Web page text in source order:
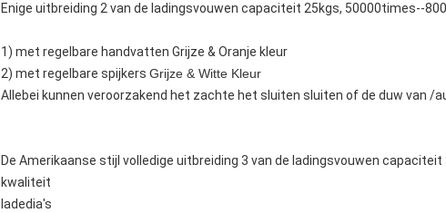
Enige uitbreiding 2 van de ladingsvouwen capaciteit 25kgs, 50000times--
1) met regelbare handvatten Grijze & Oranje kleur
2) met regelbare spijkers Grijze & Witte Kleur
Allebei kunnen veroorzakend het zachte het sluiten sluiten of de duw van /
De Amerikaanse stijl volledige uitbreiding 3 van de ladingsvouwen capaciteit
kwaliteit
ladedia's